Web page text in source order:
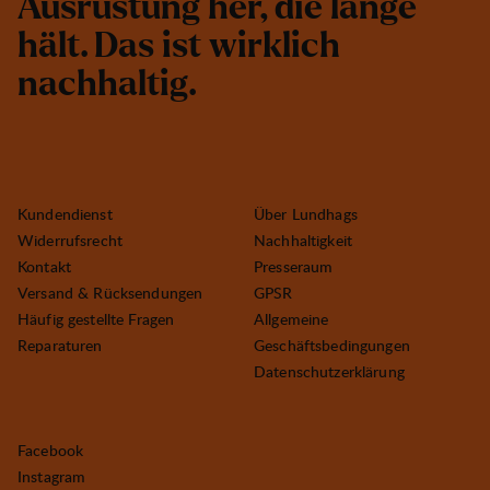
Ausrüstung her, die lange
hält. Das ist wirklich
nachhaltig.
Kundendienst
Widerrufsrecht
Kontakt
Versand & Rücksendungen
Häufig gestellte Fragen
Reparaturen
Über Lundhags
Nachhaltigkeit
Presseraum
GPSR
Allgemeine
Geschäftsbedingungen
Datenschutzerklärung
Facebook
Instagram